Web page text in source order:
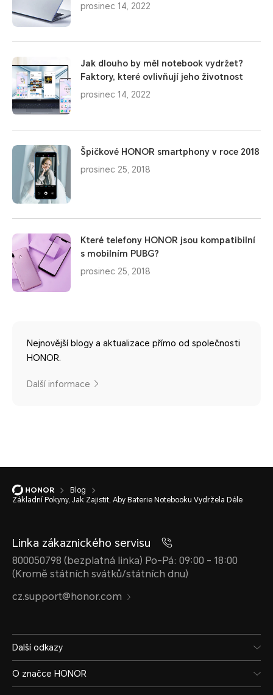
prosinec 14, 2022
Jak dlouho by měl notebook vydržet?
Faktory, které ovlivňují jeho životnost
prosinec 14, 2022
Špičkové HONOR smartphony v roce 2018
prosinec 25, 2018
Které telefony HONOR jsou kompatibilní
s mobilním PUBG?
prosinec 25, 2018
Nejnovější blogy a aktualizace přímo od společnosti
HONOR.
Další informace
Blog
Základní Pokyny, Jak Zajistit, Aby Baterie Notebooku Vydržela Déle
Linka zákaznického servisu
800050798 (bezplatná linka) Po-Pá: 09:00 - 18:00
(Kromě státních svátků/státních dnu)
cz.support@honor.com
Další odkazy
O značce HONOR